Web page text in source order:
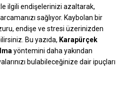
ilgili endişelerinizi azaltarak,
sağlıyor. Kaybolan bir
endişe ve stresi üzerinizden
Bu yazıda, Karapürçek
yöntemini daha yakından
bulabileceğinize dair ipuçları